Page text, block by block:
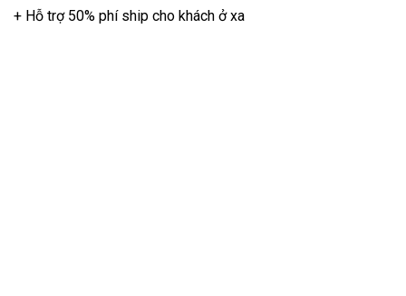
+ Hỗ trợ 50% phí ship cho khách ở xa